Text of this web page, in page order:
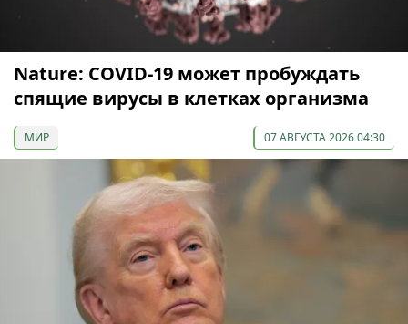
Nature: COVID-19 может пробуждать
спящие вирусы в клетках организма
МИР 07 АВГУСТА 2026 04:30